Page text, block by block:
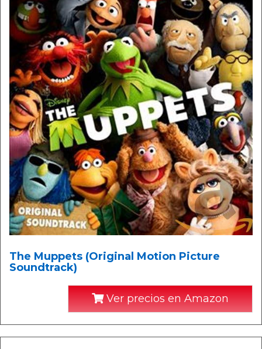
The Muppets (Original Motion Picture
Soundtrack)
Ver precios en Amazon